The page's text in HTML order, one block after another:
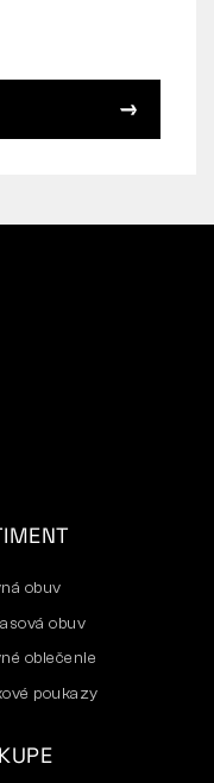
obuv
obuv
oblečenie
poukazy